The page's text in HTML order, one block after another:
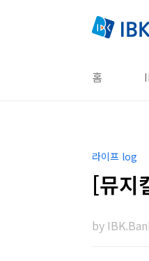
홈
라이프 log
[뮤지
by